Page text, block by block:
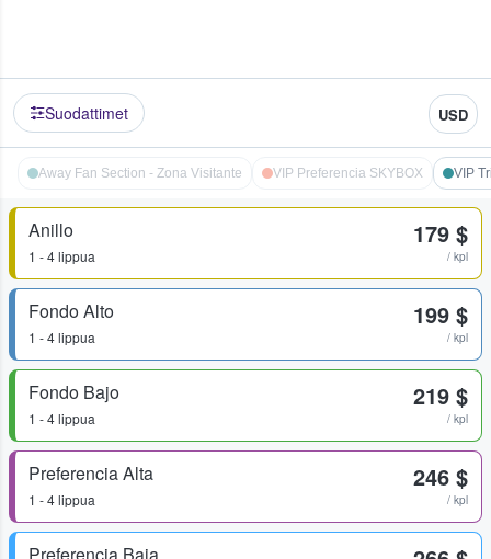
Suodattimet USD
Away Fan Section - Zona Visitante VIP Preferencia SKYBOX VIP
Anillo
1 - 4 lippua
179 $
/ kpl
Fondo Alto
1 - 4 lippua
199 $
/ kpl
Fondo Bajo
1 - 4 lippua
219 $
/ kpl
Preferencia Alta
1 - 4 lippua
246 $
/ kpl